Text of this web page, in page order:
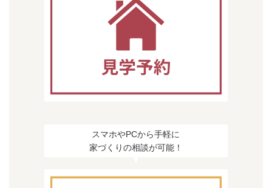
スマホやPCから手軽に
家づくりの相談が可能！